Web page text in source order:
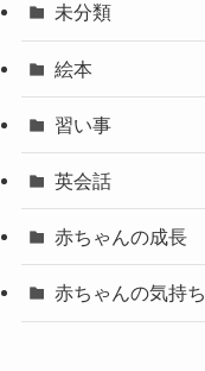
未分類
絵本
習い事
英会話
赤ちゃんの成長
赤ちゃんの気持ち